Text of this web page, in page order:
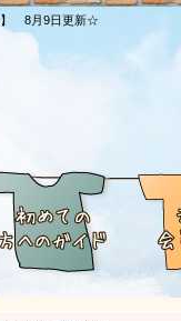
】 8月9日更新☆